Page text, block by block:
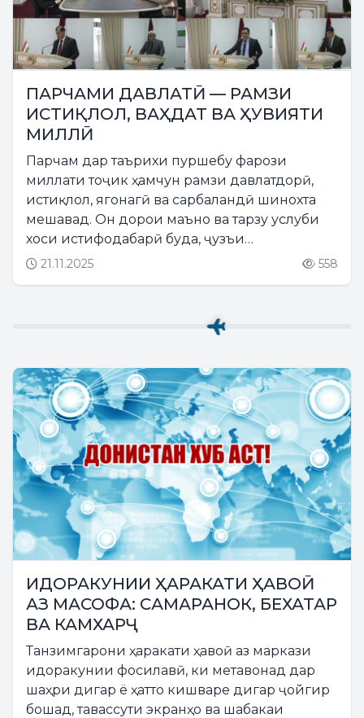
ПАРЧАМИ ДАВЛАТӢ — РАМЗИ
ИСТИҚЛОЛ, ВАҲДАТ ВА ҲУВИЯТИ
МИЛЛӢ
Парчам дар таърихи пуршебу фарози
миллати тоҷик ҳамчун рамзи давлатдорӣ,
истиқлол, ягонагӣ ва сарбаландӣ шинохта
мешавад. Он дорои маъно ва тарзу услуби
хоси истифодабарӣ буда, ҷузъи
ҷудонашавандаи фарҳангу тамаддуни
21.11.2025 558
ИДОРАКУНИИ ҲАРАКАТИ ҲАВОӢ
АЗ МАСОФА: САМАРАНОК, БЕХАТАР
ВА КАМХАРҶ
Танзимгарони ҳаракати ҳавоӣ аз маркази
идоракунии фосилавӣ, ки метавонад дар
шаҳри дигар ё ҳатто кишваре дигар ҷойгир
бошад, тавассути экранҳо ва шабакаи